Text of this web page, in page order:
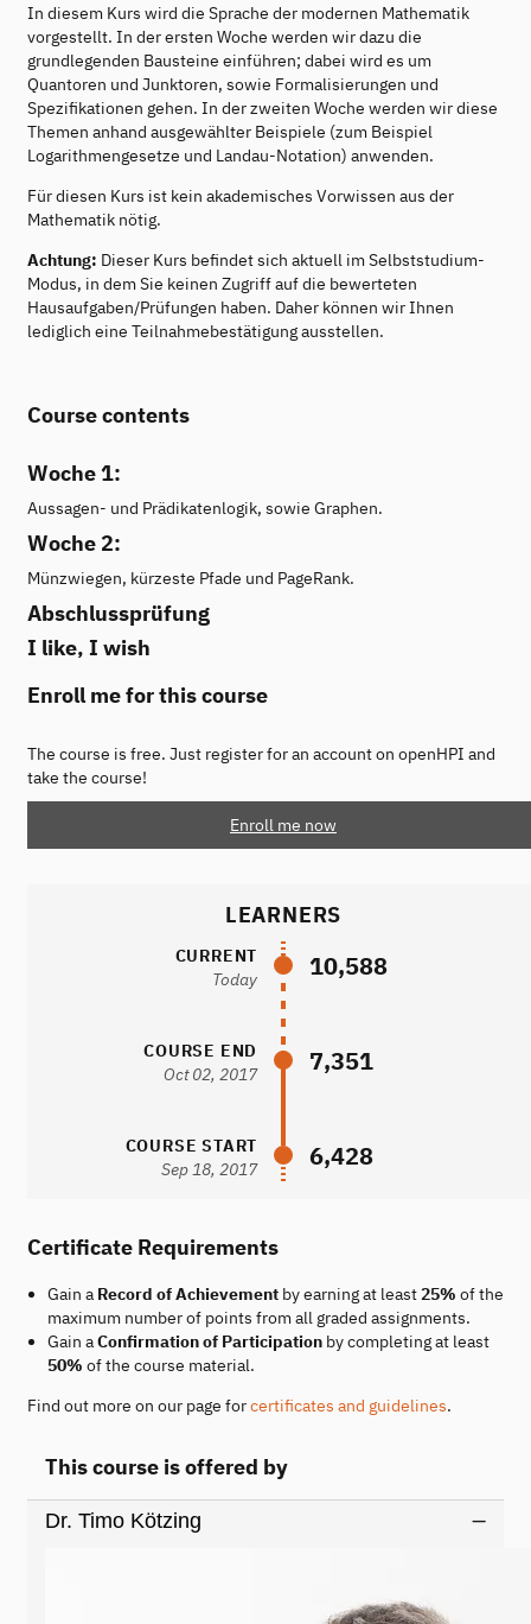
In diesem Kurs wird die Sprache der modernen Mathematik
vorgestellt. In der ersten Woche werden wir dazu die
grundlegenden Bausteine einführen; dabei wird es um
Quantoren und Junktoren, sowie Formalisierungen und
Spezifikationen gehen. In der zweiten Woche werden wir diese
Themen anhand ausgewählter Beispiele (zum Beispiel
Logarithmengesetze und Landau-Notation) anwenden.
Für diesen Kurs ist kein akademisches Vorwissen aus der
Mathematik nötig.
Achtung: Dieser Kurs befindet sich aktuell im Selbststudium-
Modus, in dem Sie keinen Zugriff auf die bewerteten
Hausaufgaben/Prüfungen haben. Daher können wir Ihnen
lediglich eine Teilnahmebestätigung ausstellen.
Course contents
Woche 1:
Aussagen- und Prädikatenlogik, sowie Graphen.
Woche 2:
Münzwiegen, kürzeste Pfade und PageRank.
Abschlussprüfung
I like, I wish
Enroll me for this course
The course is free. Just register for an account on openHPI and
take the course!
Enroll me now
LEARNERS
CURRENT
Today
10,588
COURSE END
Oct 02, 2017
7,351
COURSE START
Sep 18, 2017
6,428
Certificate Requirements
Gain a Record of Achievementby earning at least25% of the
maximum number of points from all graded assignments.
Gain aConfirmation of Participationby completing at least
50% of the course material.
Find out more on our page forcertificates and guidelines.
This course is offered by
Dr. Timo Kötzing